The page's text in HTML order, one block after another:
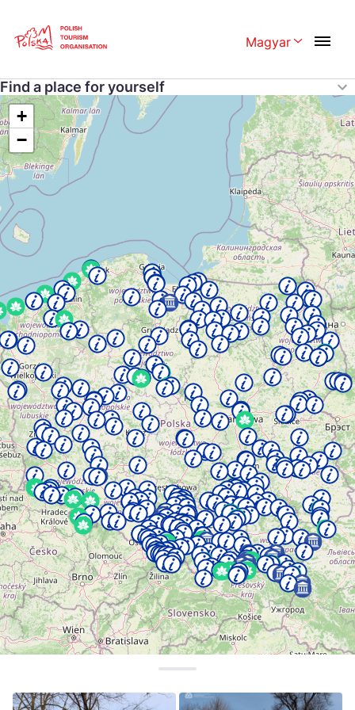
Skip
Link
Magyar
Polski English
Česká
Dansk Deutschland
Español
Italiano Magyar
Nederlands 日本語
Português Norsk
Suomi Svenska
Україна
Zamknij
Find a place for yourself
Search
UNESCO Gyógyüdülők
Turisztikai információ
+
−